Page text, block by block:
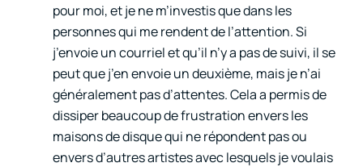
pour moi, et je ne m’investis que dans les
personnes qui me rendent de l’attention. Si
j’envoie un courriel et qu’il n’y a pas de suivi, il se
peut que j’en envoie un deuxième, mais je n’ai
généralement pas d’attentes. Cela a permis de
dissiper beaucoup de frustration envers les
maisons de disque qui ne répondent pas ou
envers d’autres artistes avec lesquels je voulais